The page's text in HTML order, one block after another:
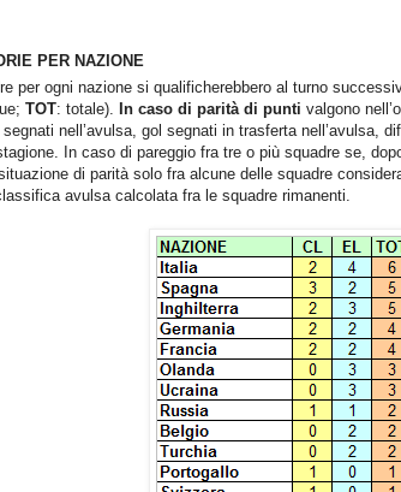
PER NAZIONE
per ogni nazione si qualificherebbero al turno
TOT: totale). In caso di parità di punti valgono
nell’avulsa, gol segnati in trasferta nell’avulsa,
In caso di pareggio fra tre o più squadre se,
di parità solo fra alcune delle squadre
avulsa calcolata fra le squadre rimanenti.